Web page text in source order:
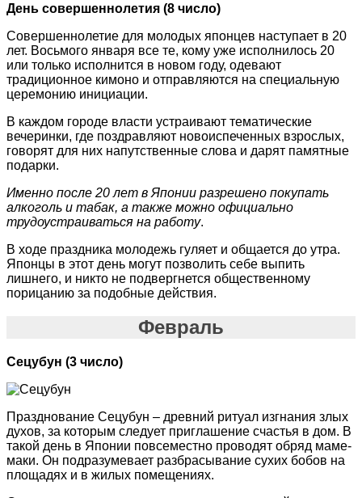
День совершеннолетия (8 число)
Совершеннолетие для молодых японцев наступает в 20
лет. Восьмого января все те, кому уже исполнилось 20
или только исполнится в новом году, одевают
традиционное кимоно и отправляются на специальную
церемонию инициации.
В каждом городе власти устраивают тематические
вечеринки, где поздравляют новоиспеченных взрослых,
говорят для них напутственные слова и дарят памятные
подарки.
Именно после 20 лет в Японии разрешено покупать
алкоголь и табак, а также можно официально
трудоустраиваться на работу.
В ходе праздника молодежь гуляет и общается до утра.
Японцы в этот день могут позволить себе выпить
лишнего, и никто не подвергнется общественному
порицанию за подобные действия.
Февраль
Сецубун (3 число)
Празднование Сецубун – древний ритуал изгнания злых
духов, за которым следует приглашение счастья в дом. В
такой день в Японии повсеместно проводят обряд маме-
маки. Он подразумевает разбрасывание сухих бобов на
площадях и в жилых помещениях.